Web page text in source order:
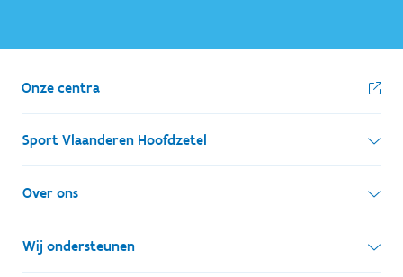
Onze centra
Sport Vlaanderen Hoofdzetel
Simon Bolivarlaan 17
1000 Brussel
Ondernemingsnummer: BE 0248.142.826
Over ons
Wie zijn we, wat doen we
Wij ondersteunen